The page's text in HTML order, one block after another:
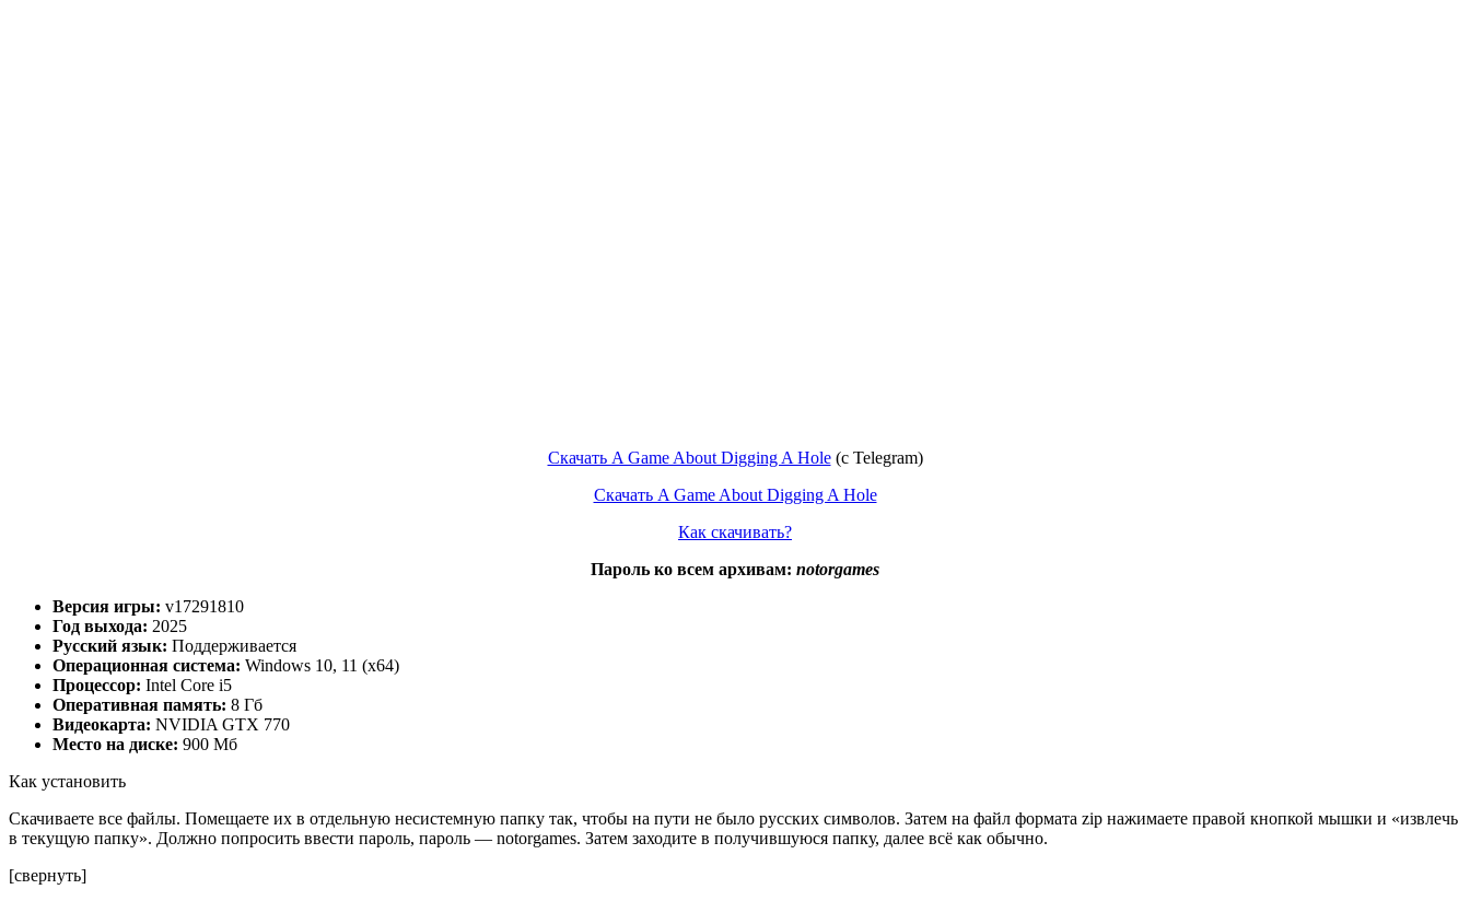
Скачать A Game About Digging A Hole(c Telegram)
Скачать A Game About Digging A Hole
Как скачивать?
Пароль ко всем архивам: notorgames
Версия игры: v17291810
Год выхода: 2025
Русский язык: Поддерживается
Операционная система: Windows 10, 11 (x64)
Процессор: Intel Core i5
Оперативная память: 8 Гб
Видеокарта: NVIDIA GTX 770
Место на диске: 900 Мб
Как установить
Скачиваете все файлы. Помещаете их в отдельную несистемную папку так, чтобы на пути не было русских символов. Затем на файл формата zip нажимаете правой кнопкой мышки и «извлечь
в текущую папку». Должно попросить ввести пароль, пароль — notorgames. Затем заходите в получившуюся папку, далее всё как обычно.
[свернуть]